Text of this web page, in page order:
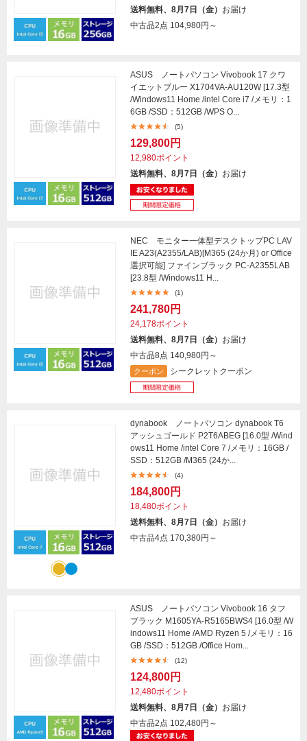
送料無料、8月7日（金） お届け
中古品2点 104,980円～
ASUS ノートパソコン Vivobook 17 クワ
イエットブルー X1704VA-AU120W [17.3型
/Windows11 Home /intel Core i7 /メモリ：1
6GB /SSD：512GB /WPS O...
(5)
129,800円
12,980ポイント
送料無料、8月7日（金） お届け
NEC モニター一体型デスクトップPC LAV
IE A23(A2355/LAB)[M365 (24か月) or Office
選択可能] ファインブラック PC-A2355LAB
[23.8型 /Windows11 H...
(1)
241,780円
24,178ポイント
送料無料、8月7日（金） お届け
中古品8点 140,980円～
クーポン シークレットクーポン
dynabook ノートパソコン dynabook T6
アッシュゴールド P2T6ABEG [16.0型 /Wind
ows11 Home /intel Core 7 /メモリ：16GB /
SSD：512GB /M365 (24か...
(4)
184,800円
18,480ポイント
送料無料、8月7日（金） お届け
中古品4点 170,380円～
ASUS ノートパソコン Vivobook 16 タフ
ブラック M1605YA-R5165BWS4 [16.0型 /W
indows11 Home /AMD Ryzen 5 /メモリ：16
GB /SSD：512GB /Office Hom...
(12)
124,800円
12,480ポイント
送料無料、8月7日（金） お届け
中古品2点 102,480円～